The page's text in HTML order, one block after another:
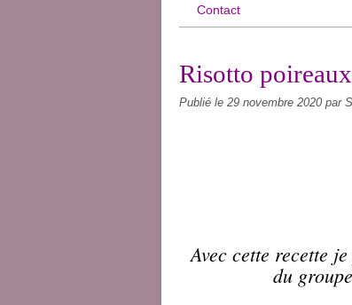
Contact
Risotto
Publié le 29 novembre 2020 par
Avec cette recette
du